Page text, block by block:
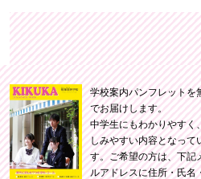
学校案内パンフレットを
でお届けします。
中学生にもわかりやすく
しみやすい内容となって
す。ご希望の方は、下記
ルアドレスに住所・氏名